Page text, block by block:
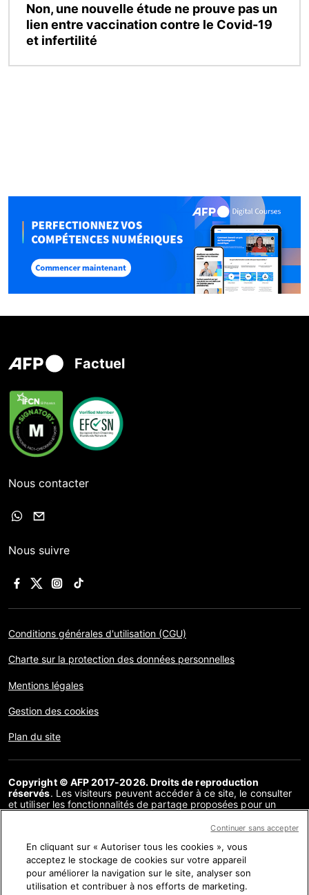
Non, une nouvelle étude ne prouve pas un
lien entre vaccination contre le Covid-19
et infertilité
Factuel
Nous contacter
Nous suivre
Conditions générales d'utilisation (CGU)
Charte sur la protection des données personnelles
Mentions légales
Gestion des cookies
Plan du site
Copyright © AFP 2017-2026. Droits de reproduction
réservés. Les visiteurs peuvent accéder à ce site, le consulter
et utiliser les fonctionnalités de partage proposées pour un
communication au public, distribution de tout ou partie du
soit, sans licence spécifique signée avec l’AFP, est interdite. Les
éléments analysés dans le cadre de chaque factuel sont
présentés ou font l’objet de liens dans la mesure nécessaire à la
bonne compréhension de la vérification de l’information
concernée. L’AFP ne détient pas de licence les concernant et
En cliquant sur « Autoriser tous les cookies », vous
acceptez le stockage de cookies sur votre appareil
pour améliorer la navigation sur le site, analyser son
utilisation et contribuer à nos efforts de marketing.
Continuer sans accepter